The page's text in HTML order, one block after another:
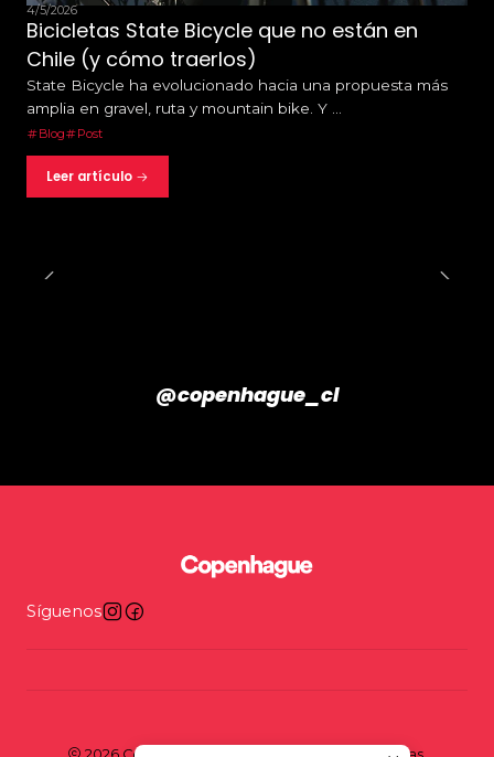
4/5/2026
Bicicletas State Bicycle que no están en
Chile (y cómo traerlos)
State Bicycle ha evolucionado hacia una propuesta más
amplia en gravel, ruta y mountain bike. Y ...
Blog Post
Leer artículo
@copenhague_cl
Síguenos